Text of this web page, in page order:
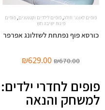
פופים לאונג' וזולה, פופים לילדים וקטנטנים, פופים
פינות ישיבה חוץ
כורסא פוף נפתחת לשזלונג אפרפר
₪670.00
₪629.00
פופים לחדרי
למשחק והנאה